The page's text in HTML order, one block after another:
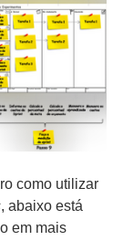
como utilizar
, abaixo está
em mais